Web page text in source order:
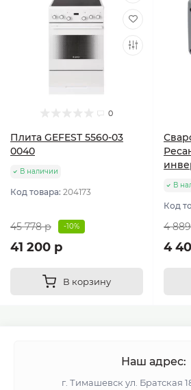
0
Плита GEFEST 5560-03
0040
В наличии
Код товара: 204173
45 778 р -10%
41 200 р
В корзину
В
Код
4
4
Наш адрес:
г. Тимашевск ул. Братская